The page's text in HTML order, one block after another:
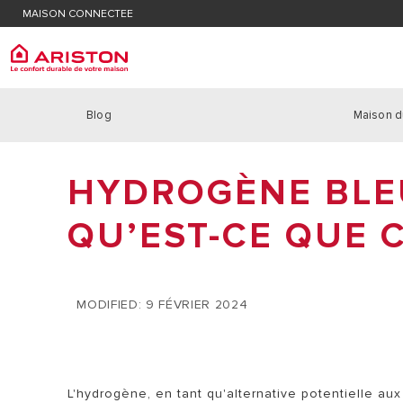
MAISON CONNECTEE
Trouver un technicien SAV Avis
Avis important : chauffe-eau électrique
ARISTON GROUP
LE GROUPE
NOUS REJOINDRE
PRODUITS | CATEGORIES
CHAUFFAGE
THERMOSTATS
POMPE À
POMPE À
Blog Maison
HYDROGÈNE
QU’EST-CE QUE
MODIFIED: 9 FÉVRIER 2024
L'hydrogène, en tant qu'alternative potentielle